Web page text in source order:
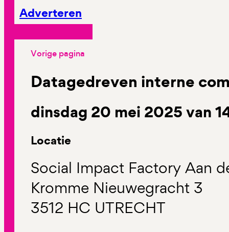
Adverteren
Vorige pagina
Datagedreven interne
dinsdag 20 mei 2025 van
Locatie
Social Impact Factory Aan
Kromme Nieuwegracht 3
3512 HC UTRECHT